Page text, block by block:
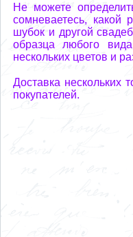
Не можете
сомневаетесь, какой
шубок и другой
образца любого
нескольких цветов и
Доставка нескольких
покупателей.